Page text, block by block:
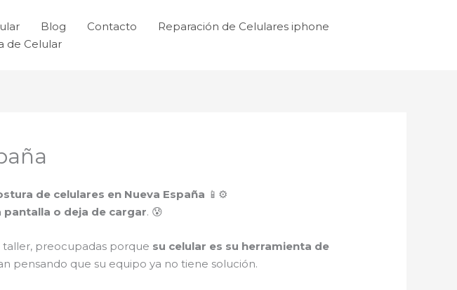
Blog Contacto
Reparación de Celulares iphone
de Celular
de celulares en Nueva España 📱⚙️
pantalla o deja de cargar. 😰
taller, preocupadas porque su celular es su herramienta de
pensando que su equipo ya no tiene solución.